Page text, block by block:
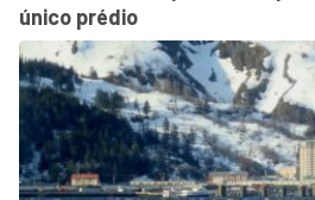
único prédio